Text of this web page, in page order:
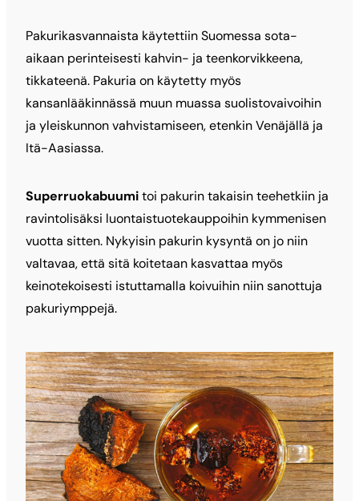
Pakurikasvannaista käytettiin Suomessa sota-
aikaan perinteisesti kahvin- ja teenkorvikkeena,
tikkateenä. Pakuria on käytetty myös
kansanlääkinnässä muun muassa suolistovaivoihin
ja yleiskunnon vahvistamiseen, etenkin Venäjällä ja
Itä-Aasiassa.
Superruokabuumitoi pakurin takaisin teehetkiin ja
ravintolisäksi luontaistuotekauppoihin kymmenisen
vuotta sitten. Nykyisin pakurin kysyntä on jo niin
valtavaa, että sitä koitetaan kasvattaa myös
keinotekoisesti istuttamalla koivuihin niin sanottuja
pakuriymppejä.